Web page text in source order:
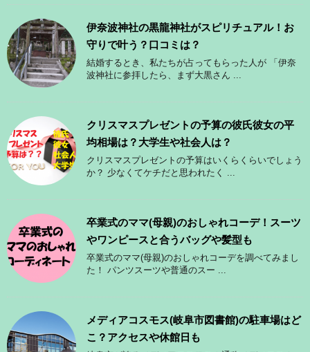
伊奈波神社の黒龍神社がスピリチュアル！お
守りで叶う？口コミは？
結婚するとき、私たちが占ってもらった人が 「伊奈
波神社に参拝したら、まず大黒さん ...
クリスマスプレゼントの予算の彼氏彼女の平
均相場は？大学生や社会人は？
クリスマスプレゼントの予算はいくらくらいでしょう
か？ 少なくてケチだと思われたく ...
卒業式のママ(母親)のおしゃれコーデ！スーツ
やワンピースと合うバッグや髪型も
卒業式のママ(母親)のおしゃれコーデを調べてみまし
た！ パンツスーツや普通のスー ...
メディアコスモス(岐阜市図書館)の駐車場はど
こ？アクセスや休館日も